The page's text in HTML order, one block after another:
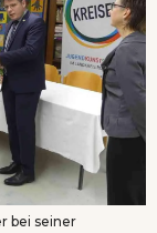
bei seiner